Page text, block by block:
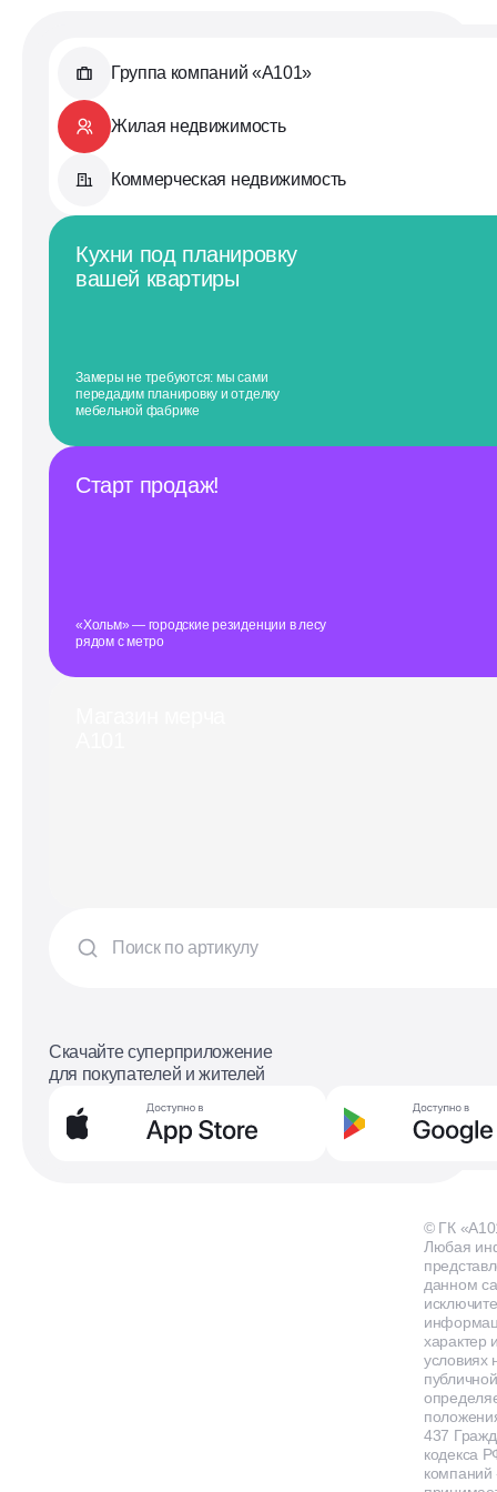
Группа компаний «А101»
Жилая недвижимость
Коммерческая недвижимость
Кухни под планировку
вашей квартиры
Замеры не требуются: мы сами
передадим планировку и отделку
мебельной фабрике
Старт продаж!
«Хольм» — городские резиденции в лесу
рядом с метро
Скачайте суперприложение
для покупателей и жителей
© ГК
Любая
данном
характер
условиях
437
кодекса